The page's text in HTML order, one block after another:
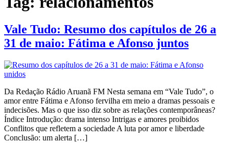
Vale Tudo: Resumo dos capítulos de 26 a
31 de maio: Fátima e Afonso juntos
Da Redação Rádio Aruanã FM Nesta semana em “Vale Tudo”, o
amor entre Fátima e Afonso fervilha em meio a dramas pessoais e
indecisões. Mas o que isso diz sobre as relações contemporâneas?
Índice Introdução: drama intenso Intrigas e amores proibidos
Conflitos que refletem a sociedade A luta por amor e liberdade
Conclusão: um alerta […]